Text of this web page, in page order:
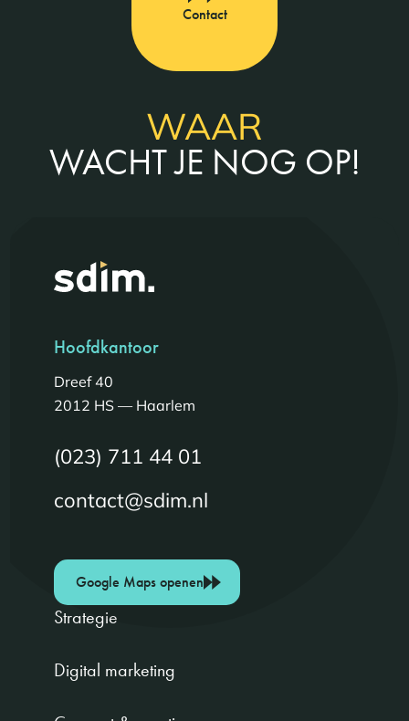
Contact
WAAR
WACHT JE NOG OP!
Hoofdkantoor
Dreef 40
2012 HS — Haarlem
(023) 711 44 01
contact@sdim.nl
Google Maps openen
Strategie
Digital marketing